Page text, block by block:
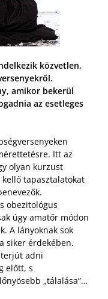
közvetlen,
amikor bekerül
az esetleges
Itt az
olyan kurzust
tapasztalatokat
obezitológus
úgy amatőr módon
A lányoknak sok
siker érdekében.
adni
előtt, s
„tálalása”…